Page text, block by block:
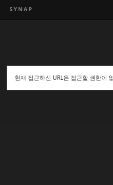
현재 접근하신 URL은 접근할 권한이